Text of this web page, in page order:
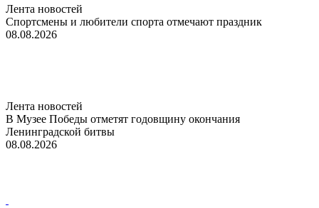
Лента новостей
Спортсмены и любители спорта отмечают праздник
08.08.2026
Лента новостей
В Музее Победы отметят годовщину окончания
Ленинградской битвы
08.08.2026